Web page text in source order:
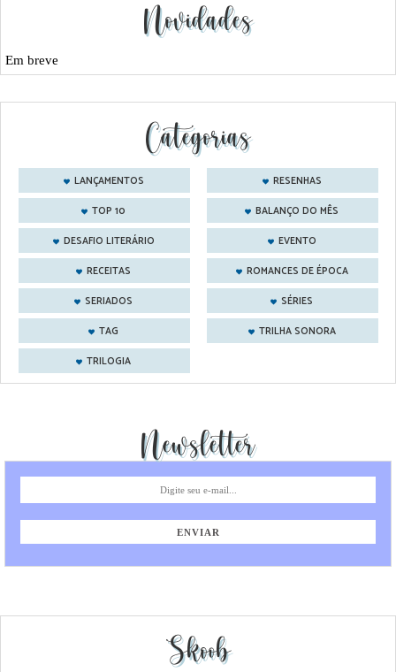
Novidades
Em breve
Categorias
LANÇAMENTOS
RESENHAS
TOP 10
BALANÇO DO MÊS
DESAFIO LITERÁRIO
EVENTO
RECEITAS
ROMANCES DE ÉPOCA
SERIADOS
SÉRIES
TAG
TRILHA SONORA
TRILOGIA
Newsletter
Skoob